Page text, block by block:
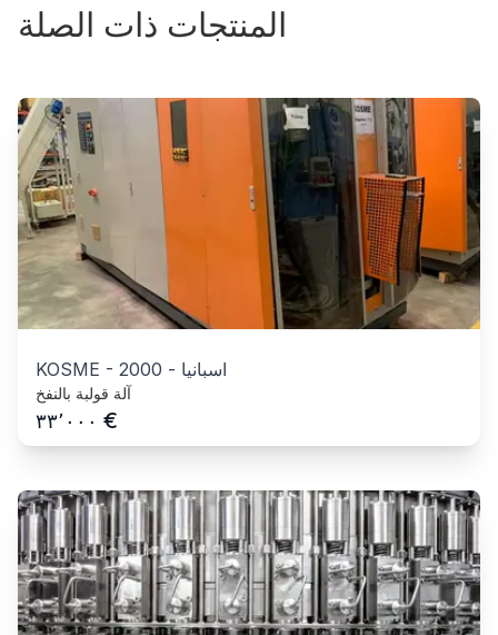
المنتجات ذات الصلة
KOSME - 2000 - اسبانيا
آلة قولبة بالنفخ
٣٣٬٠٠٠ €